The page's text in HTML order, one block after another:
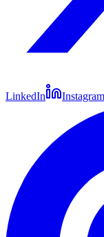
LinkedIn Instagram